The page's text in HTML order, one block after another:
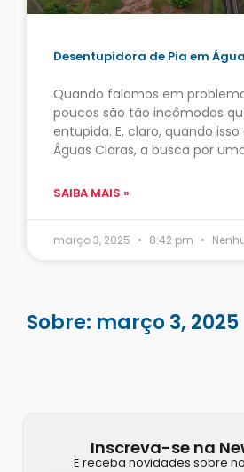
Desentupidora de Pia em
Quando falamos em
poucos são tão incômodos
entupida. E, claro, quando
Águas Claras, a busca por
SAIBA MAIS »
março 3, 2025 8:42 pm
Sobre: março 3, 2025
Inscreva-se na
E receba novidades sobre